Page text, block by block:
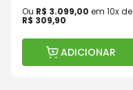
Ou R$ 3.099,00 em 10x de
R$ 309,90
ADICIONAR